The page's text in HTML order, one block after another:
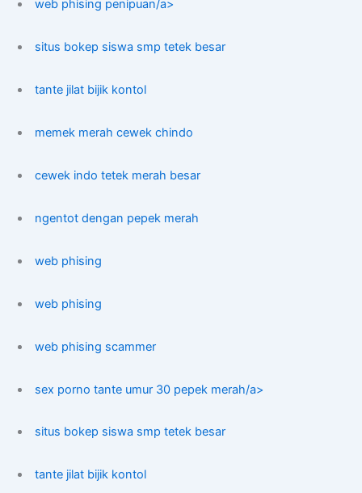
web phising penipuan/a>
situs bokep siswa smp tetek besar
tante jilat bijik kontol
memek merah cewek chindo
cewek indo tetek merah besar
ngentot dengan pepek merah
web phising
web phising
web phising scammer
sex porno tante umur 30 pepek merah/a>
situs bokep siswa smp tetek besar
tante jilat bijik kontol